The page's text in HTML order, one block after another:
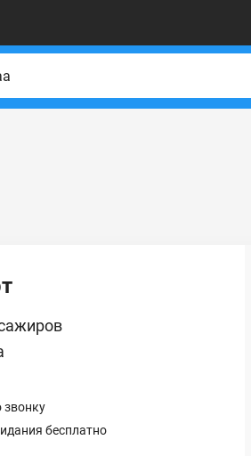
звонку
бесплатно